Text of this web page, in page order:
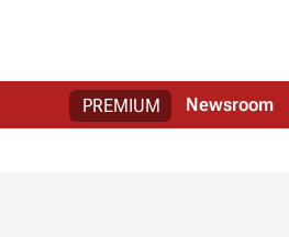
PREMIUM Newsroom